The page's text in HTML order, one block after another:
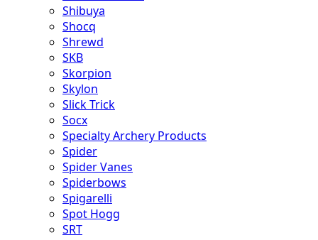
Shibuya
Shocq
Shrewd
SKB
Skorpion
Skylon
Slick Trick
Socx
Specialty Archery Products
Spider
Spider Vanes
Spiderbows
Spigarelli
Spot Hogg
SRT